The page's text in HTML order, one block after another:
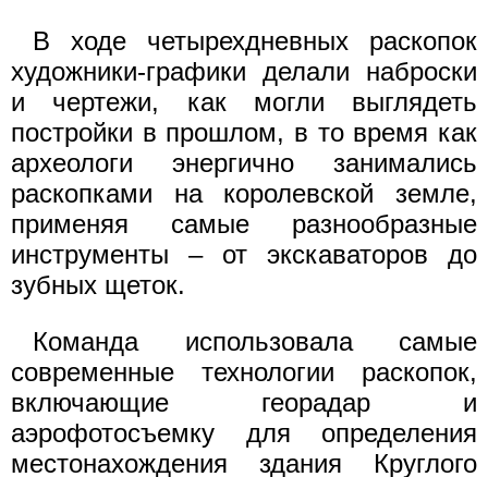
В ходе четырехдневных раскопок
художники-графики делали наброски
и чертежи, как могли выглядеть
постройки в прошлом, в то время как
археологи энергично занимались
раскопками на королевской земле,
применяя самые разнообразные
инструменты – от экскаваторов до
зубных щеток.
Команда использовала самые
современные технологии раскопок,
включающие георадар и
аэрофотосъемку для определения
местонахождения здания Круглого